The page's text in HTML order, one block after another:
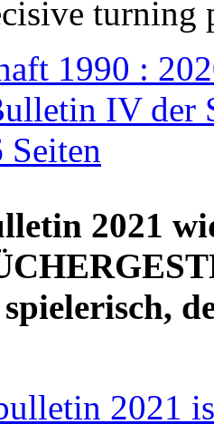
turning
1990 :
IV der
Seiten
2021
2021